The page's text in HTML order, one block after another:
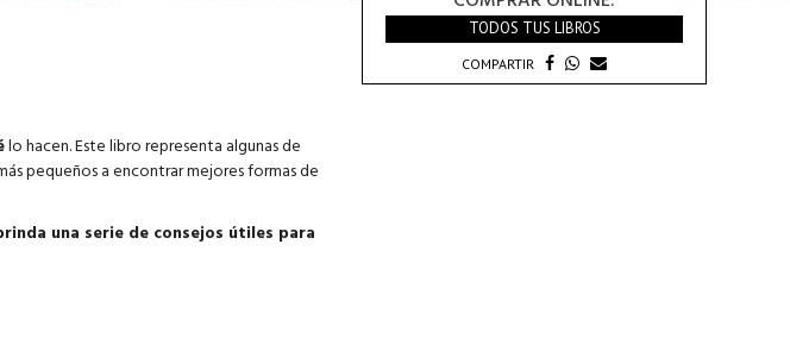
TODOS TUS LIBROS
COMPARTIR
lo hacen. Este libro representa algunas de
pequeños a encontrar mejores formas de
una serie de consejos útiles para